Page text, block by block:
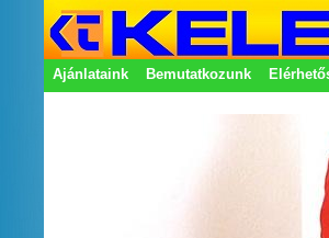
Ajánlataink Bemutatkozunk